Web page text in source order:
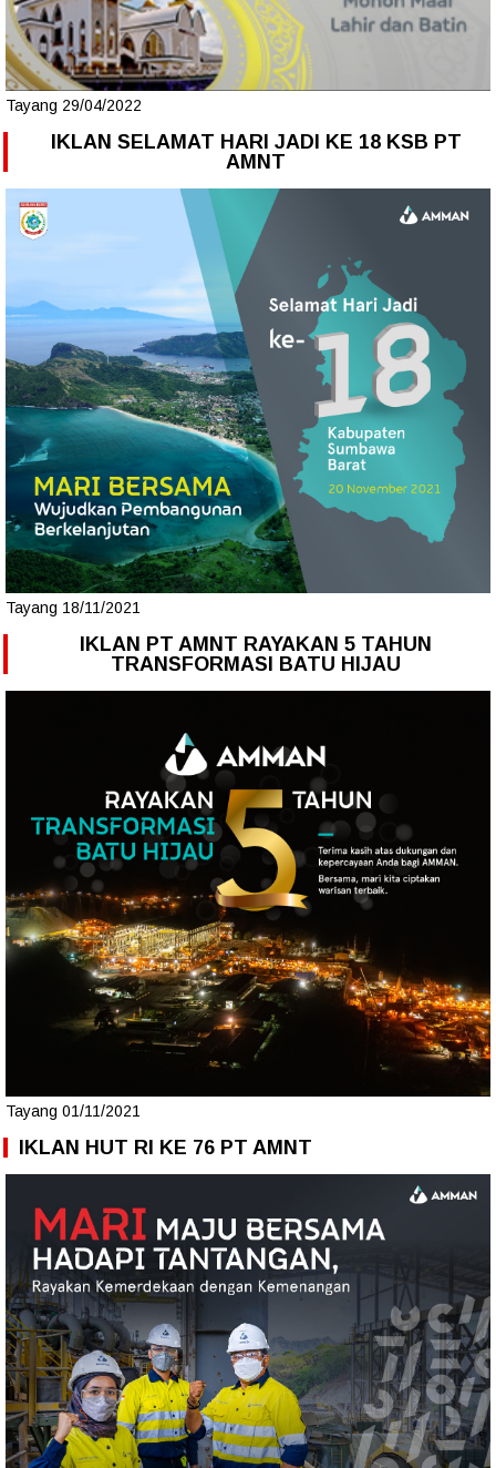
Tayang 29/04/2022
IKLAN SELAMAT HARI JADI KE 18 KSB PT
AMNT
Tayang 18/11/2021
IKLAN PT AMNT RAYAKAN 5 TAHUN
TRANSFORMASI BATU HIJAU
Tayang 01/11/2021
IKLAN HUT RI KE 76 PT AMNT